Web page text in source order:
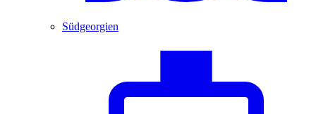
Südgeorgien